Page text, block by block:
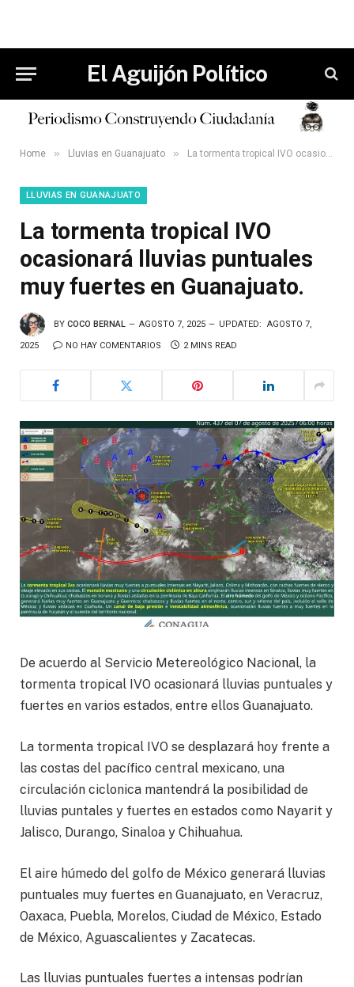
El Aguijón Político
Home » Lluvias en Guanajuato » La tormenta tropical IVO ocasionará lluvias puntuales muy fuertes en Guanajuato.
LLUVIAS EN GUANAJUATO
La tormenta tropical IVO
ocasionará lluvias puntuales
muy fuertes en Guanajuato.
BY COCO BERNAL AGOSTO 7, 2025 UPDATED: AGOSTO 7,
2025 NO HAY COMENTARIOS 2 MINS READ
De acuerdo al Servicio Metereológico Nacional, la
tormenta tropical IVO ocasionará lluvias puntuales y
fuertes en varios estados, entre ellos Guanajuato.
La tormenta tropical IVO se desplazará hoy frente a
las costas del pacífico central mexicano, una
circulación ciclonica mantendrá la posibilidad de
lluvias puntales y fuertes en estados como Nayarit y
Jalisco, Durango, Sinaloa y Chihuahua.
El aire húmedo del golfo de México generará lluvias
puntuales muy fuertes en Guanajuato, en Veracruz,
Oaxaca, Puebla, Morelos, Ciudad de México, Estado
de México, Aguascalientes y Zacatecas.
Las lluvias puntuales fuertes a intensas podrían